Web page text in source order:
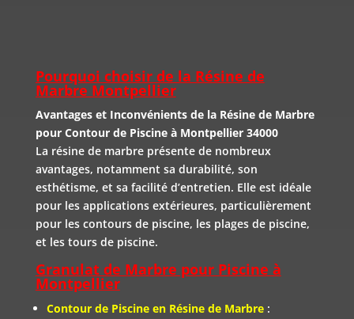
Pourquoi choisir de la Résine de
Marbre Montpellier
Avantages et Inconvénients de la Résine de Marbre
pour Contour de Piscine à Montpellier 34000
La résine de marbre présente de nombreux
avantages, notamment sa durabilité, son
esthétisme, et sa facilité d’entretien. Elle est idéale
pour les applications extérieures, particulièrement
pour les contours de piscine, les plages de piscine,
et les tours de piscine.
Granulat de Marbre pour Piscine à
Montpellier
Contour de Piscine en Résine de Marbre: